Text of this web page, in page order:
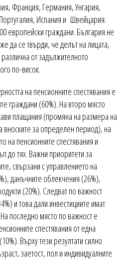
Франция, Германия, Унгария,
Испания и Швейцария.
европейски граждани. България не
да се твърди, че делът на лицата,
от задължителното
по-висок.
на пенсионните спестявания е
граждани (60%). На второ място
плащания (промяна на размера на
вноските за определен период), на
на пенсионните спестявания и
до тях. Важни приоритети за
свързани с управлението на
данъчните облекчения (26%),
(20%). Следват по важност
и това дали инвестициите имат
последно място по важност е
спестявания от една
Върху тези резултати силно
заетост, пол и индивидуалните